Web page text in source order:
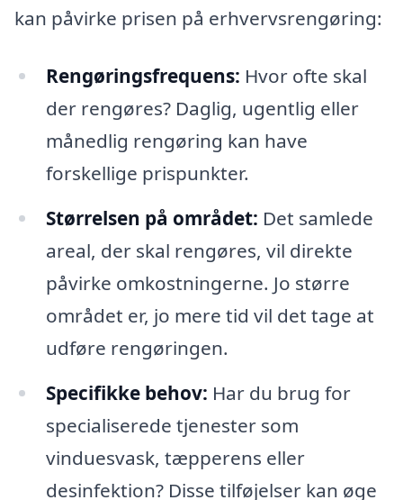
kan påvirke prisen på erhvervsrengøring:
Rengøringsfrequens: Hvor ofte skal
der rengøres? Daglig, ugentlig eller
månedlig rengøring kan have
forskellige prispunkter.
Størrelsen på området: Det samlede
areal, der skal rengøres, vil direkte
påvirke omkostningerne. Jo større
området er, jo mere tid vil det tage at
udføre rengøringen.
Specifikke behov: Har du brug for
specialiserede tjenester som
vinduesvask, tæpperens eller
desinfektion? Disse tilføjelser kan øge